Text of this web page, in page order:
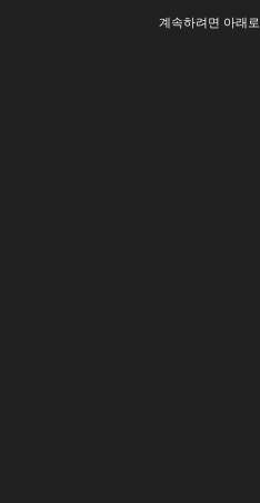
계속하려면 아래